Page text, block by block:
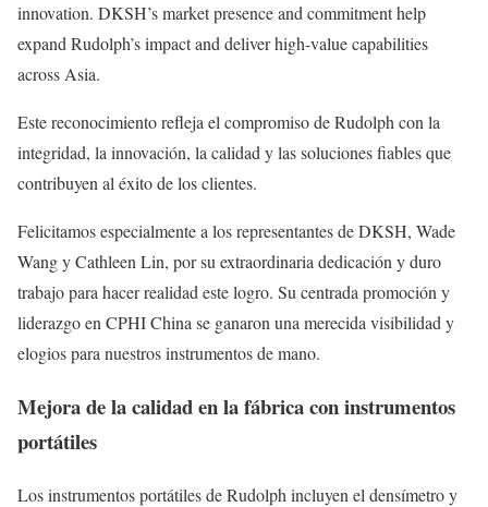
innovation. DKSH’s market presence and commitment help
expand Rudolph’s impact and deliver high-value capabilities
across Asia.
Este reconocimiento refleja el compromiso de Rudolph con la
integridad, la innovación, la calidad y las soluciones fiables que
contribuyen al éxito de los clientes.
Felicitamos especialmente a los representantes de DKSH, Wade
Wang y Cathleen Lin, por su extraordinaria dedicación y duro
trabajo para hacer realidad este logro. Su centrada promoción y
liderazgo en CPHI China se ganaron una merecida visibilidad y
elogios para nuestros instrumentos de mano.
Mejora de la calidad en la fábrica con instrumentos
portátiles
Los instrumentos portátiles de Rudolph incluyen el densímetro y